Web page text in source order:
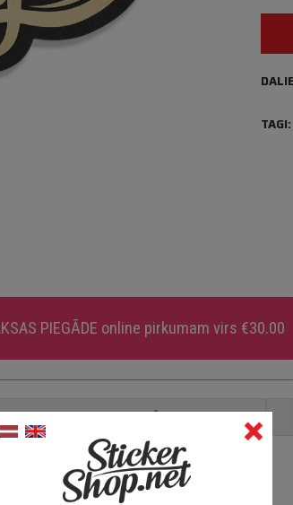
TAGI:
PIEGĀDE online pirkumam virs €30.00
PAPILDUS INFORMĀCIJA